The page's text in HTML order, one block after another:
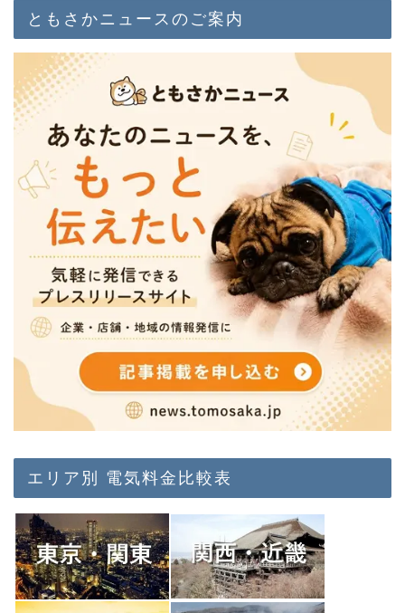
ともさかニュースのご案内
エリア別 電気料金比較表